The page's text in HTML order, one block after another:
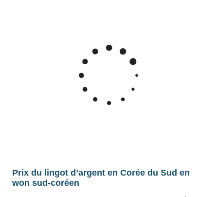
Prix du lingot d’argent en Corée du Sud en
won sud-coréen